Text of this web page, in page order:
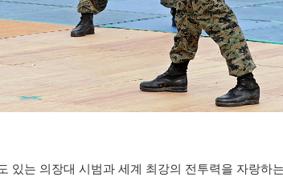
있는 의장대 시범과 세계 최강의 전투력을 자랑하